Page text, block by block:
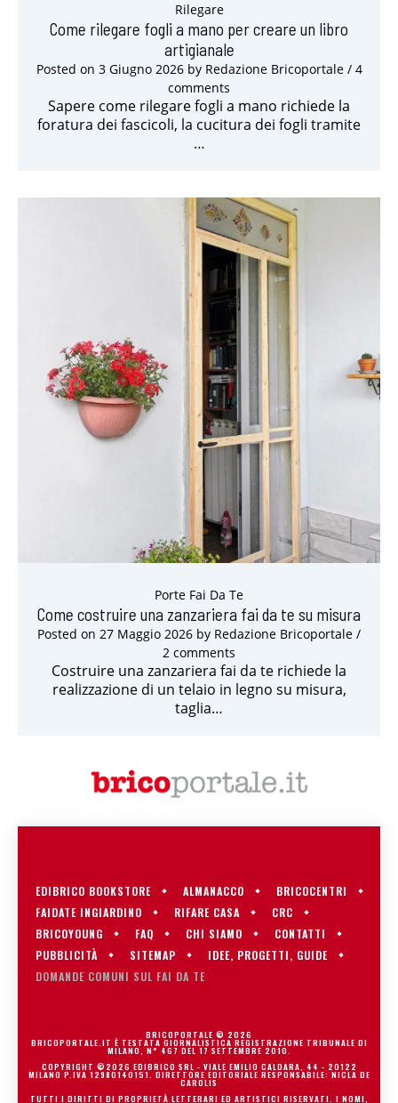
Rilegare
Come rilegare fogli a mano per creare un libro
artigianale
Posted on 3 Giugno 2026by Redazione Bricoportale/ 4
comments
Sapere come rilegare fogli a mano richiede la
foratura dei fascicoli, la cucitura dei fogli tramite
…
Porte Fai Da Te
Come costruire una zanzariera fai da te su misura
Posted on 27 Maggio 2026 by Redazione Bricoportale /
2 comments
Costruire una zanzariera fai da te richiede la
realizzazione di un telaio in legno su misura,
taglia…
EDIBRICO BOOKSTORE ALMANACCO
BRICOCENTRI
FAIDATE INGIARDINO
RIFARE CASA
CRC
BRICOYOUNG
FAQ CHI SIAMO
CONTATTI
PUBBLICITÀ
SITEMAP
IDEE, PROGETTI, GUIDE
DOMANDE COMUNI SUL FAI DA TE
BRICOPORTALE © 2026
BRICOPORTALE.IT È TESTATA GIORNALISTICA REGISTRAZIONE TRIBUNALE DI
MILANO, N° 467 DEL 17 SETTEMBRE 2010.
COPYRIGHT ©2026 EDIBRICO SRL - VIALE EMILIO CALDARA, 44 - 20122
MILANO P.IVA 12980140151. DIRETTORE EDITORIALE RESPONSABILE: NICLA DE
CAROLIS
TUTTI I DIRITTI DI PROPRIETÀ LETTERARI ED ARTISTICI RISERVATI. I NOMI,